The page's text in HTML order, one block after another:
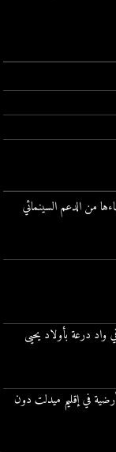
من الدعم السينمائي
واد درعة بأولاد يحيى
أرضية في إقليم ميدلت دون